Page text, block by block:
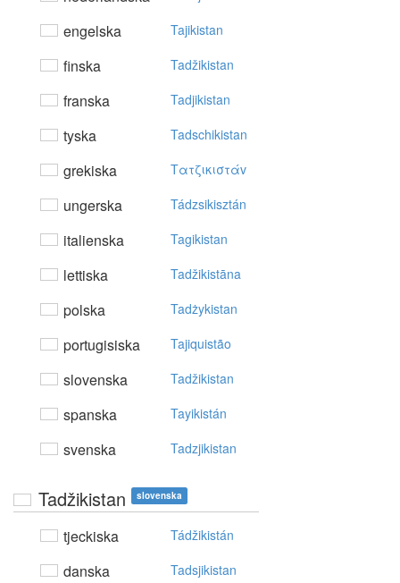
engelska Tajikistan
finska Tadžikistan
franska Tadjikistan
tyska Tadschikistan
grekiska Tατζικιστάv
ungerska Tádzsikisztán
italienska Tagikistan
lettiska Tadžikistāna
polska Tadżykistan
portugisiska Tajiquistão
slovenska Tadžikistan
spanska Tayikistán
svenska Tadzjikistan
Tadžikistan slovenska
tjeckiska Tádžikistán
danska Tadsjikistan